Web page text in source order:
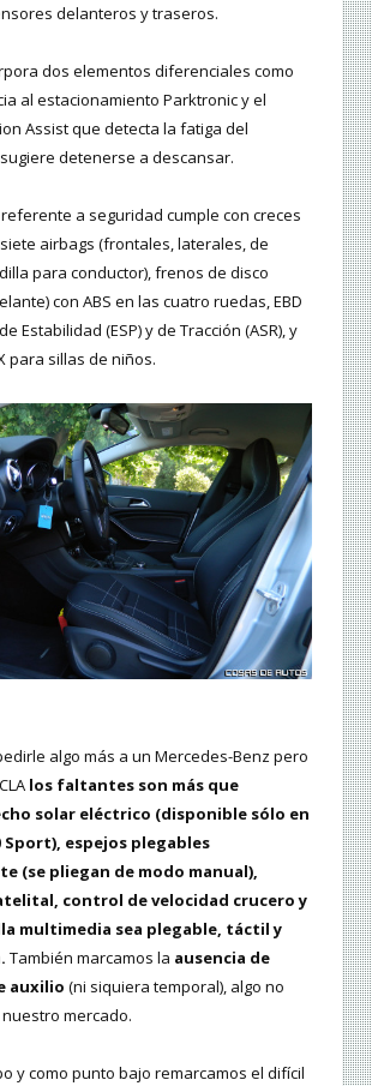
delanteros y traseros.
dos elementos diferenciales como
al estacionamiento Parktronic y el
Assist que detecta la fatiga del
detenerse a descansar.
a seguridad cumple con creces
airbags (frontales, laterales, de
para conductor), frenos de disco
con ABS en las cuatro ruedas, EBD
Estabilidad (ESP) y de Tracción (ASR), y
para sillas de niños.
algo más a un Mercedes-Benz pero
los faltantes son más que
solar eléctrico (disponible sólo en
Sport), espejos plegables
(se pliegan de modo manual),
control de velocidad crucero y
multimedia sea plegable, táctil y
También marcamos la ausencia de
auxilio (ni siquiera temporal), algo no
mercado.
y como punto bajo remarcamos el difícil